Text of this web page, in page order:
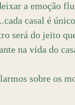
a emoção
casal é
será do jeito
na vida do
sobre os